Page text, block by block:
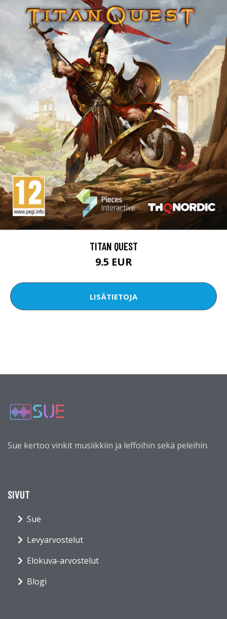
TITAN QUEST
9.5 EUR
LISÄTIETOJA
Sue kertoo vinkit musiikkiin ja leffoihin sekä peleihin.
SIVUT
Sue
Levyarvostelut
Elokuva-arvostelut
Blogi